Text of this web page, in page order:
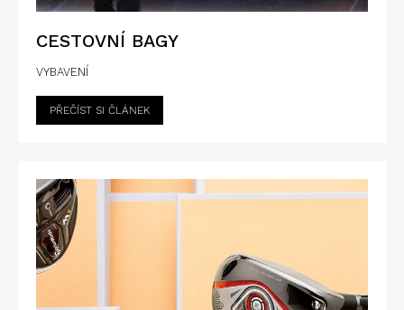
CESTOVNÍ BAGY
VYBAVENÍ
PŘEČÍST SI ČLÁNEK